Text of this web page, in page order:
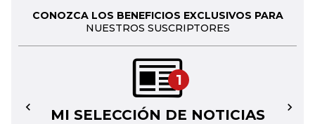
CONOZCA LOS BENEFICIOS EXCLUSIVOS PARA
NUESTROS SUSCRIPTORES
1
MI SELECCIÓN DE NOTICIAS
← →